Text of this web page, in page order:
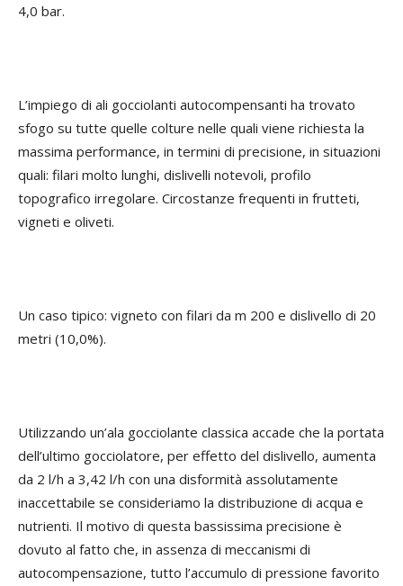
4,0 bar.
L’impiego di ali gocciolanti autocompensanti ha trovato
sfogo su tutte quelle colture nelle quali viene richiesta la
massima performance, in termini di precisione, in situazioni
quali: filari molto lunghi, dislivelli notevoli, profilo
topografico irregolare. Circostanze frequenti in frutteti,
vigneti e oliveti.
Un caso tipico: vigneto con filari da m 200 e dislivello di 20
metri (10,0%).
Utilizzando un’ala gocciolante classica accade che la portata
dell’ultimo gocciolatore, per effetto del dislivello, aumenta
da 2 l/h a 3,42 l/h con una disformità assolutamente
inaccettabile se consideriamo la distribuzione di acqua e
nutrienti. Il motivo di questa bassissima precisione è
dovuto al fatto che, in assenza di meccanismi di
autocompensazione, tutto l’accumulo di pressione favorito